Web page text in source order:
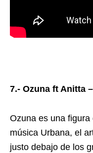
7.- Ozuna ft Anitta –
Ozuna es una
música Urbana, el
justo debajo de los